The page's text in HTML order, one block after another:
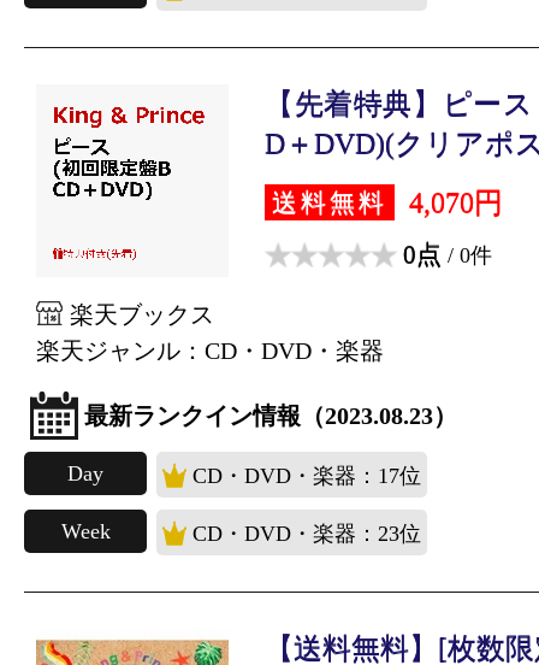
【先着特典】ピー
D＋DVD)(クリアポ
送料無料 4,070円
0点 / 0件
楽天ブックス
楽天ジャンル：CD・DVD・楽器
最新ランクイン情報（2023.08.23）
Day CD・DVD・楽器：17位
Week CD・DVD・楽器：23位
【送料無料】[枚数